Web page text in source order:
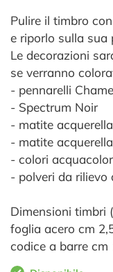
Pulire il timbro
e riporlo sulla sua
Le decorazioni
se verranno
- pennarelli
- Spectrum Noir
- matite
- matite
- colori acquacolor
- polveri da rilievo
Dimensioni timbri
foglia acero cm
codice a barre cm